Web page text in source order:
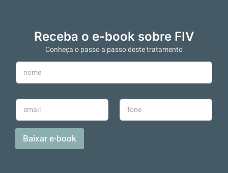
Receba o e-book sobre FIV
Conheça o passo a passo deste tratamento
N
m
*E
m
a
l
T
l
Baixar e-book